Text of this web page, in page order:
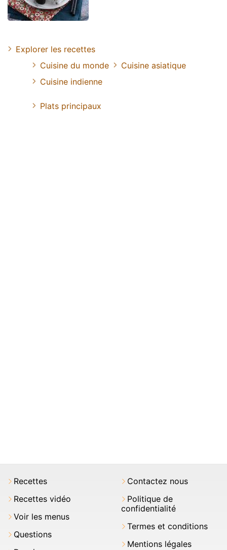
Explorer les recettes
Cuisine du monde
Cuisine asiatique
Cuisine indienne
Plats principaux
Recettes
Recettes vidéo
Voir les menus
Questions
Contactez nous
Politique de
confidentialité
Termes et conditions
Mentions légales